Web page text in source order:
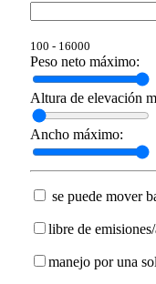
100 - 16000
Peso neto máximo:
Altura de elevación
Ancho máximo:
se puede mover
libre de
manejo por una